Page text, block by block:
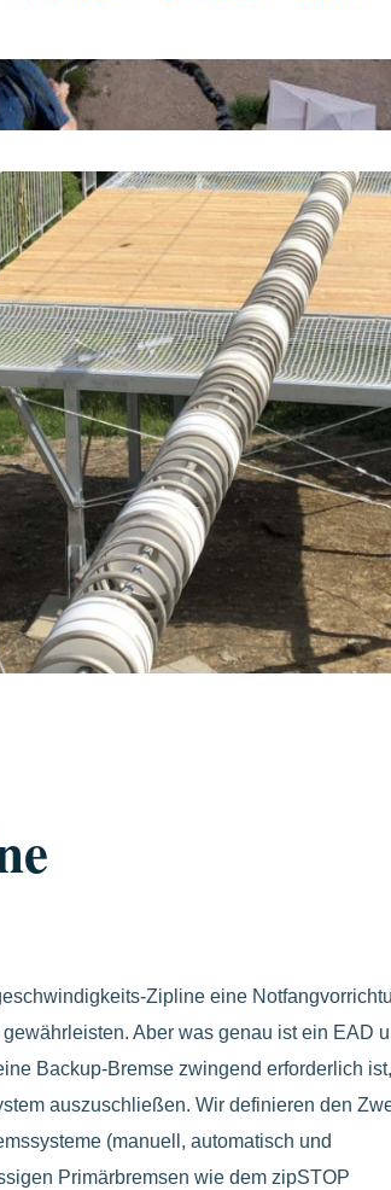
Zipline eine
Aber was genau ist ein EAD
Backup-Bremse zwingend erforderlich
auszuschließen. Wir definieren den
(manuell, automatisch und
Primärbremsen wie dem zipSTOP